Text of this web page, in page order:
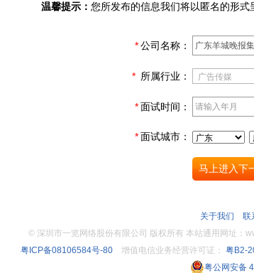
温馨提示： 您所发布的信息我们将以匿名的形式
*公司名称：
* 所属行业：
*面试时间：
*面试城市：
关于我们 联
© 深圳市一览网络股份有限公司 版权所有 本站通用网址
粤ICP备08106584号-80增值电信业务经营许可证： 粤B2-
粤公网安备